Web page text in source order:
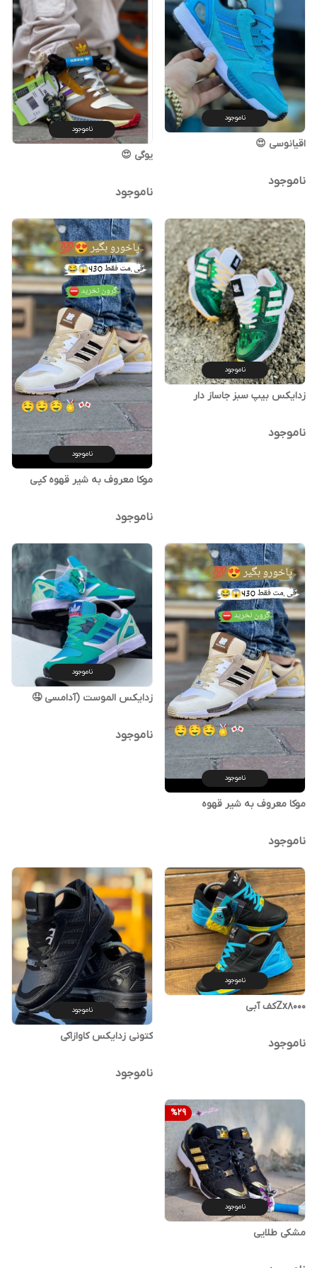
ناموجود
اقیانوسی 😍
ناموجود
ناموجود
یوگی 😍
ناموجود
ناموجود
زدایکس بیپ سبز جاساز دار
ناموجود
ناموجود
موکا معروف به شیر قهوه کپی
ناموجود
ناموجود
موکا معروف به شیر قهوه
ناموجود
ناموجود
زدایکس الموست (آدامسی 🤤
ناموجود
ناموجود
Zx8000کف آبی
ناموجود
ناموجود
کتونی زدایکس کاوازاکی
ناموجود
%29
ناموجود
مشکی طلایی